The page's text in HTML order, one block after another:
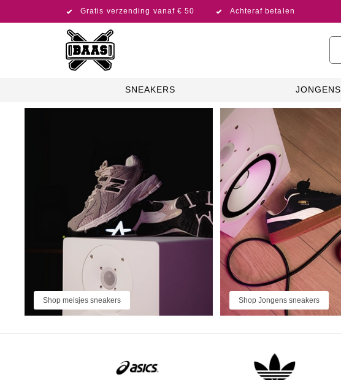
Gratis verzending vanaf € 50 Achteraf betalen
SNEAKERS JONGENS
Shop meisjes sneakers Shop Jongens sneakers